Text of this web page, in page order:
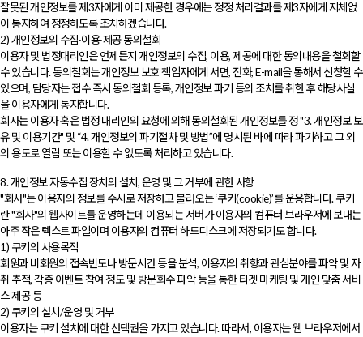
잘못된 개인정보를 제3자에게 이미 제공한 경우에는 정정 처리결과를 제3자에게 지체없
이 통지하여 정정하도록 조치하겠습니다.
2) 개인정보의 수집·이용·제공 동의철회
이용자 및 법정대리인은 언제든지 개인정보의 수집, 이용, 제공에 대한 동의내용을 철회할
수 있습니다. 동의철회는 개인정보 보호 책임자에게 서면, 전화, E-mail을 통해서 신청할 수
있으며, 담당자는 접수 즉시 동의철회 등록, 개인정보 파기 등의 조치를 취한 후 해당사실
을 이용자에게 통지합니다.
회사는 이용자 혹은 법정 대리인의 요청에 의해 동의철회된 개인정보를 정 "3. 개인정보 보
유 및 이용기간" 및 “4. 개인정보의 파기절차 및 방법”에 명시된 바에 따라 파기하고 그 외
의 용도로 열람 또는 이용할 수 없도록 처리하고 있습니다.
8. 개인정보 자동수집 장치의 설치, 운영 및 그 거부에 관한 사항
"회사"는 이용자의 정보를 수시로 저장하고 불러오는 ‘쿠키(cookie)’를 운용합니다. 쿠키
란 "회사"의 웹사이트를 운영하는데 이용되는 서버가 이용자의 컴퓨터 브라우저에 보내는
아주 작은 텍스트 파일이며 이용자의 컴퓨터 하드디스크에 저장되기도 합니다.
1) 쿠키의 사용목적
회원과 비회원의 접속빈도나 방문시간 등을 분석, 이용자의 취향과 관심분야를 파악 및 자
취 추적, 각종 이벤트 참여 정도 및 방문회수 파악 등을 통한 타겟 마케팅 및 개인 맞춤 서비
스 제공 등
2) 쿠키의 설치/운영 및 거부
이용자는 쿠키 설치에 대한 선택권을 가지고 있습니다. 따라서, 이용자는 웹 브라우저에서